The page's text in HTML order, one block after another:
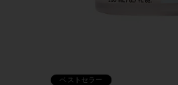
ベストセラー